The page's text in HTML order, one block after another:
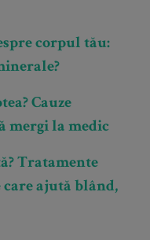
corpul tău:
Cauze
mergi la medic
Tratamente
ajută blând,